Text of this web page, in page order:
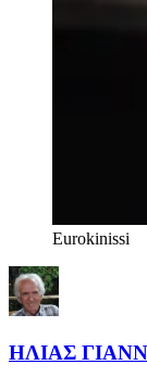
Eurokinissi
ΗΛΙΑΣ